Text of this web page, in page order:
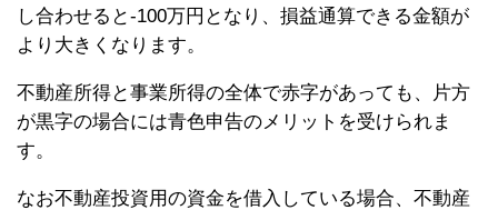
し合わせると-100万円となり、損益通算できる金額が
より大きくなります。
不動産所得と事業所得の全体で赤字があっても、片方
が黒字の場合には青色申告のメリットを受けられま
す。
なお不動産投資用の資金を借入している場合、不動産